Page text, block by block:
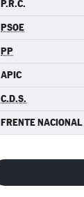
P.R.C.
PSOE
PP
APIC
C.D.S.
FRENTE NACIONAL